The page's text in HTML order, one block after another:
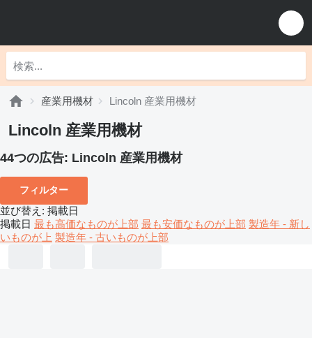
産業用機材 Lincoln 産業用機材
Lincoln 産業用機材
44つの広告: Lincoln 産業用機材
フィルター
並び替え : 掲載日
掲載日 最も高価なものが上部 最も安価なものが上部 製造年 - 新し
いものが上 製造年 - 古いものが上部